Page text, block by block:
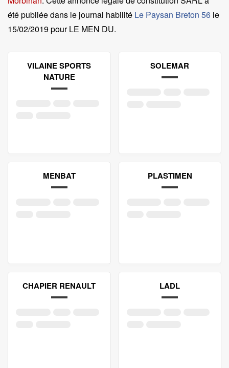
été publiée dans le journal habilité Le Paysan Breton 56 le
15/02/2019 pour LE MEN DU.
VILAINE SPORTS
NATURE
SOLEMAR
MENBAT PLASTIMEN
CHAPIER RENAULT LADL